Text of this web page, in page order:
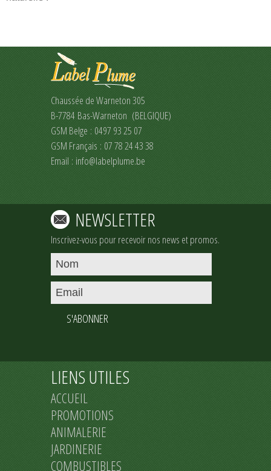
Chaussée de Warneton 305
B-7784 Bas-Warneton (BELGIQUE)
GSM Belge : 0497 93 25 07
GSM Français : 07 78 24 43 38
Email : info@labelplume.be
NEWSLETTER
Inscrivez-vous pour recevoir nos news et promos.
S'ABONNER
LIENS UTILES
ACCUEIL
PROMOTIONS
ANIMALERIE
JARDINERIE
COMBUSTIBLES